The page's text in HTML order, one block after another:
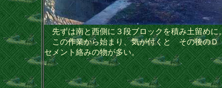
先ずは南と西側に３段ブロックを積み土留めに
この作業から始まり、気が付くと その後のＤ
セメント絡みの物が多い。
.